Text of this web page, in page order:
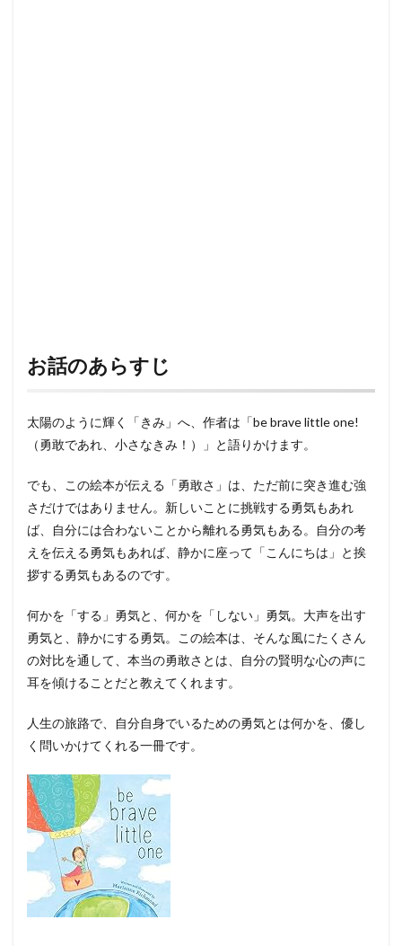
お話のあらすじ
太陽のように輝く「きみ」へ、作者は「be brave little one!
（勇敢であれ、小さなきみ！）」と語りかけます。
でも、この絵本が伝える「勇敢さ」は、ただ前に突き進む強
さだけではありません。新しいことに挑戦する勇気もあれ
ば、自分には合わないことから離れる勇気もある。自分の考
えを伝える勇気もあれば、静かに座って「こんにちは」と挨
拶する勇気もあるのです。
何かを「する」勇気と、何かを「しない」勇気。大声を出す
勇気と、静かにする勇気。この絵本は、そんな風にたくさん
の対比を通して、本当の勇敢さとは、自分の賢明な心の声に
耳を傾けることだと教えてくれます。
人生の旅路で、自分自身でいるための勇気とは何かを、優し
く問いかけてくれる一冊です。